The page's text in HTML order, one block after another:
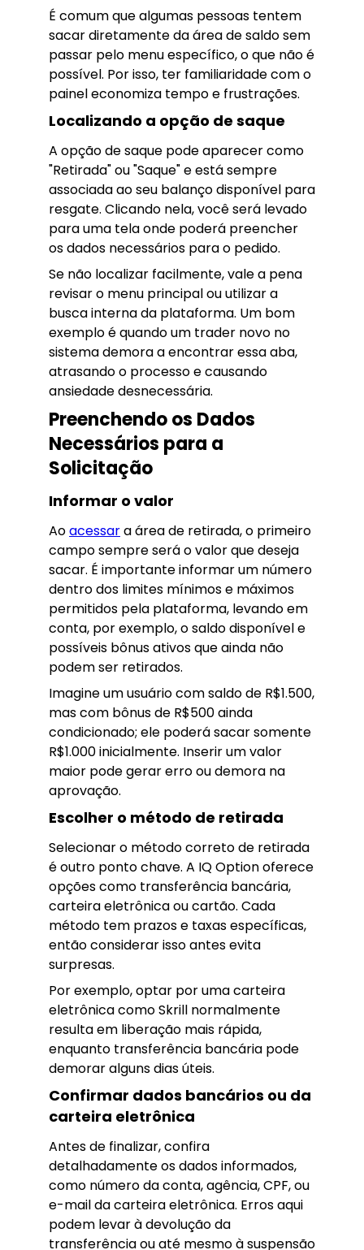
É comum que algumas pessoas tentem
sacar diretamente da área de saldo sem
passar pelo menu específico, o que não é
possível. Por isso, ter familiaridade com o
painel economiza tempo e frustrações.
Localizando a opção de saque
A opção de saque pode aparecer como
"Retirada" ou "Saque" e está sempre
associada ao seu balanço disponível para
resgate. Clicando nela, você será levado
para uma tela onde poderá preencher
os dados necessários para o pedido.
Se não localizar facilmente, vale a pena
revisar o menu principal ou utilizar a
busca interna da plataforma. Um bom
exemplo é quando um trader novo no
sistema demora a encontrar essa aba,
atrasando o processo e causando
ansiedade desnecessária.
Preenchendo os Dados
Necessários para a
Solicitação
Informar o valor
Aoacessara área de retirada, o primeiro
campo sempre será o valor que deseja
sacar. É importante informar um número
dentro dos limites mínimos e máximos
permitidos pela plataforma, levando em
conta, por exemplo, o saldo disponível e
possíveis bônus ativos que ainda não
podem ser retirados.
Imagine um usuário com saldo de R$1.500,
mas com bônus de R$500 ainda
condicionado; ele poderá sacar somente
R$1.000 inicialmente. Inserir um valor
maior pode gerar erro ou demora na
aprovação.
Escolher o método de retirada
Selecionar o método correto de retirada
é outro ponto chave. A IQ Option oferece
opções como transferência bancária,
carteira eletrônica ou cartão. Cada
método tem prazos e taxas específicas,
então considerar isso antes evita
surpresas.
Por exemplo, optar por uma carteira
eletrônica como Skrill normalmente
resulta em liberação mais rápida,
enquanto transferência bancária pode
demorar alguns dias úteis.
Confirmar dados bancários ou da
carteira eletrônica
Antes de finalizar, confira
detalhadamente os dados informados,
como número da conta, agência, CPF, ou
e-mail da carteira eletrônica. Erros aqui
podem levar à devolução da
transferência ou até mesmo à suspensão